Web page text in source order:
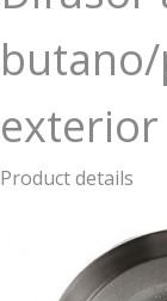
exterior
Product details